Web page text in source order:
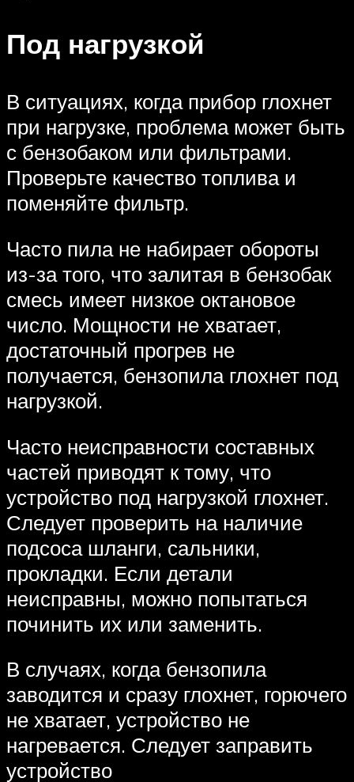
Под нагрузкой
В ситуациях, когда прибор глохнет
при нагрузке, проблема может быть
с бензобаком или фильтрами.
Проверьте качество топлива и
поменяйте фильтр.
Часто пила не набирает обороты
из-за того, что залитая в бензобак
смесь имеет низкое октановое
число. Мощности не хватает,
достаточный прогрев не
получается, бензопила глохнет под
нагрузкой.
Часто неисправности составных
частей приводят к тому, что
устройство под нагрузкой глохнет.
Следует проверить на наличие
подсоса шланги, сальники,
прокладки. Если детали
неисправны, можно попытаться
починить их или заменить.
В случаях, когда бензопила
заводится и сразу глохнет, горючего
не хватает, устройство не
нагревается. Следует заправить
устройство